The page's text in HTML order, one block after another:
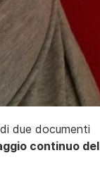
due documenti
continuo del